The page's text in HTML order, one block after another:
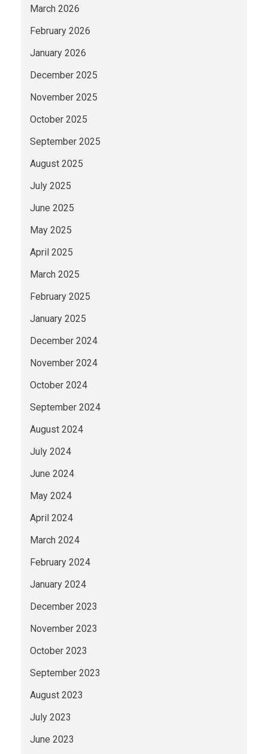
March 2026
February 2026
January 2026
December 2025
November 2025
October 2025
September 2025
August 2025
July 2025
June 2025
May 2025
April 2025
March 2025
February 2025
January 2025
December 2024
November 2024
October 2024
September 2024
August 2024
July 2024
June 2024
May 2024
April 2024
March 2024
February 2024
January 2024
December 2023
November 2023
October 2023
September 2023
August 2023
July 2023
June 2023